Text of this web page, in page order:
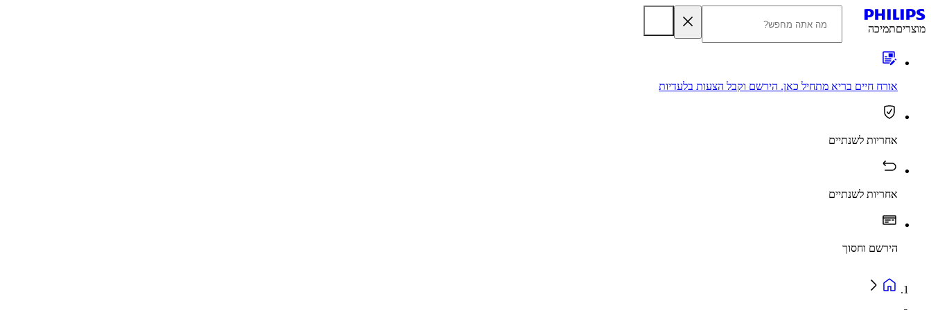
מוצריםתמיכה
אורח חיים בריא מתחיל כאן. הירשם וקבל הצעות בלעדיות
אחריות לשנתיים
אחריות לשנתיים
הירשם וחסוך